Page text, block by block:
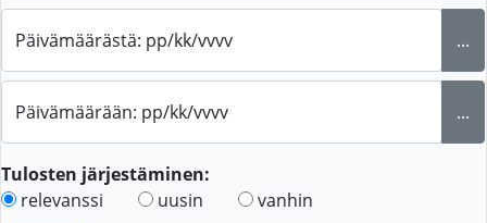
Päivämäärästä: pp/kk/vvvv ...
Päivämäärään: pp/kk/vvvv ...
Tulosten järjestäminen:
relevanssi
uusin vanhin